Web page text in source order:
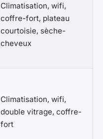
Climatisation, wifi,
coffre-fort, plateau
courtoisie, sèche-
cheveux
Climatisation, wifi,
double vitrage, coffre-
fort